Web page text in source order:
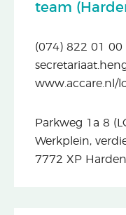
team
(074) 822 01 00
www.accare.nl/
Parkweg 1a 8
Werkplein,
7772 XP